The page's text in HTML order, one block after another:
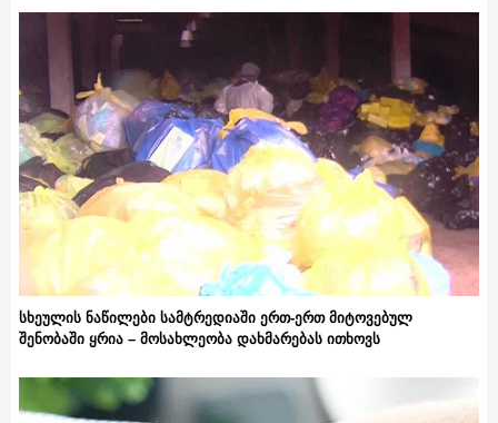
სხეულის ნაწილები სამტრედიაში ერთ-ერთ მიტოვებულ
შენობაში ყრია – მოსახლეობა დახმარებას ითხოვს